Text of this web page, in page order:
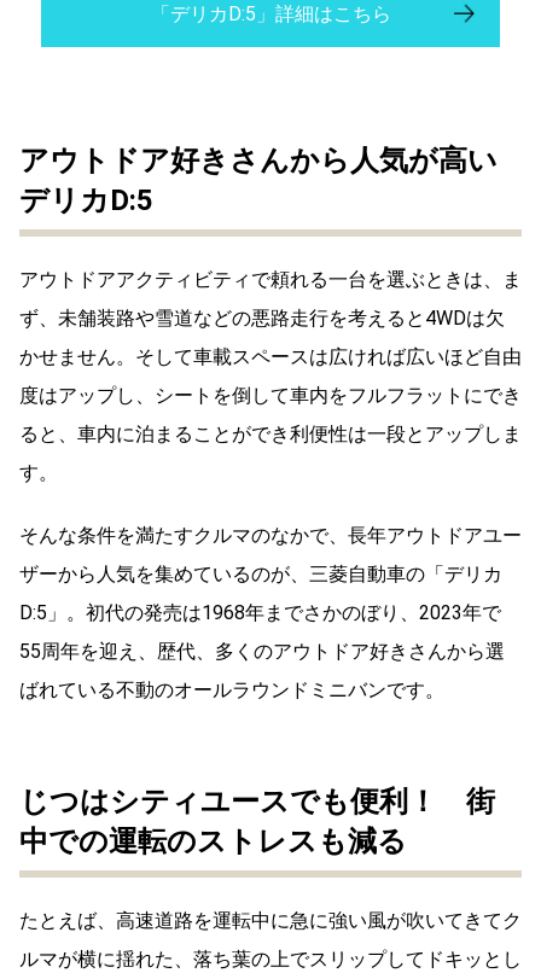
「デリカD:5」詳細はこちら
アウトドア好きさんから人気が高い
デリカD:5
アウトドアアクティビティで頼れる一台を選ぶときは、ま
ず、未舗装路や雪道などの悪路走行を考えると4WDは欠
かせません。そして車載スペースは広ければ広いほど自由
度はアップし、シートを倒して車内をフルフラットにでき
ると、車内に泊まることができ利便性は一段とアップしま
す。
そんな条件を満たすクルマのなかで、長年アウトドアユー
ザーから人気を集めているのが、三菱自動車の「デリカ
D:5」。初代の発売は1968年までさかのぼり、2023年で
55周年を迎え、歴代、多くのアウトドア好きさんから選
ばれている不動のオールラウンドミニバンです。
じつはシティユースでも便利！ 街
中での運転のストレスも減る
たとえば、高速道路を運転中に急に強い風が吹いてきてク
ルマが横に揺れた、落ち葉の上でスリップしてドキッとし